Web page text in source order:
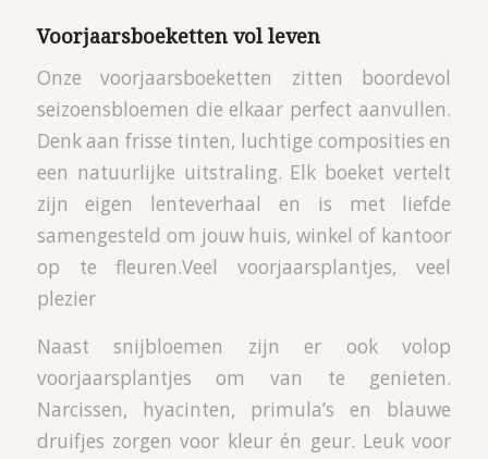
Voorjaarsboeketten vol leven
Onze voorjaarsboeketten zitten boordevol
seizoensbloemen die elkaar perfect aanvullen.
Denk aan frisse tinten, luchtige composities en
een natuurlijke uitstraling. Elk boeket vertelt
zijn eigen lenteverhaal en is met liefde
samengesteld om jouw huis, winkel of kantoor
op te fleuren.Veel voorjaarsplantjes, veel
plezier
Naast snijbloemen zijn er ook volop
voorjaarsplantjes om van te genieten.
Narcissen, hyacinten, primula’s en blauwe
druifjes zorgen voor kleur én geur. Leuk voor